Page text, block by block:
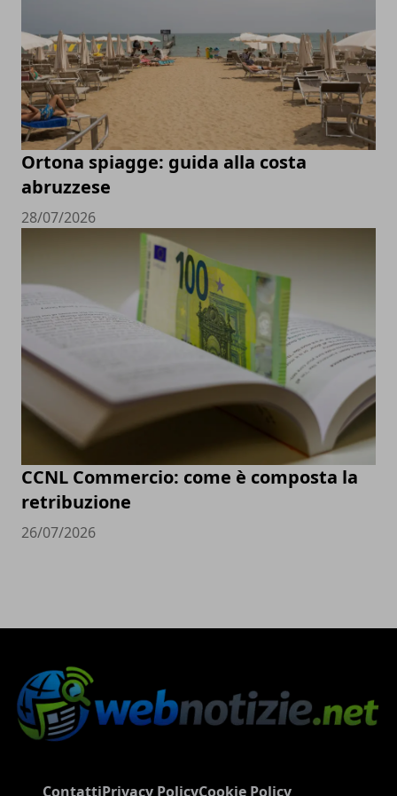
Ortona spiagge: guida alla costa
abruzzese
28/07/2026
CCNL Commercio: come è composta la
retribuzione
26/07/2026
ContattiPrivacy PolicyCookie Policy